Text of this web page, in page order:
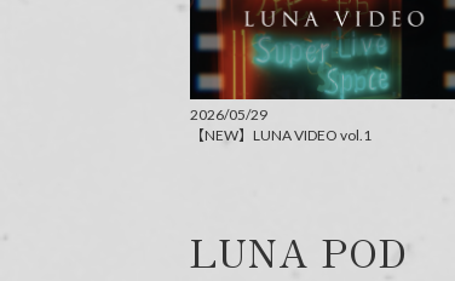
2026/05/29
【NEW】LUNA VIDEO vol.1
LUNA POD